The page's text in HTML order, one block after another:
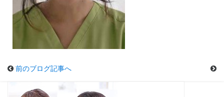
前のブログ記事へ